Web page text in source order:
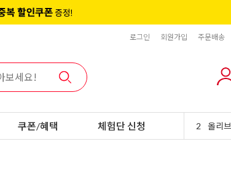
로그인 회원가입 주문배송
쿠폰/혜택 체험단 신청
리치
2 올리브